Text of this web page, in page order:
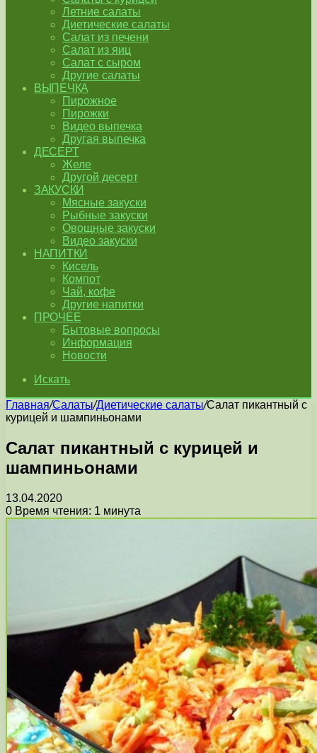
Летние салаты
Диетические салаты
Салат из печени
Салат из яиц
Салат с сыром
Другие салаты
ВЫПЕЧКА
Пирожное
Пирожки
Видео выпечка
Другая выпечка
ДЕСЕРТ
Желе
Другой десерт
ЗАКУСКИ
Мясные закуски
Рыбные закуски
Овощные закуски
Видео закуски
НАПИТКИ
Кисель
Компот
Чай, кофе
Другие напитки
ПРОЧЕЕ
Бытовые вопросы
Информация
Новости
Искать
Главная/Салаты/Диетические салаты/Салат пикантный с
курицей и шампиньонами
Салат пикантный с курицей и
шампиньонами
13.04.2020
0 Время чтения: 1 минута